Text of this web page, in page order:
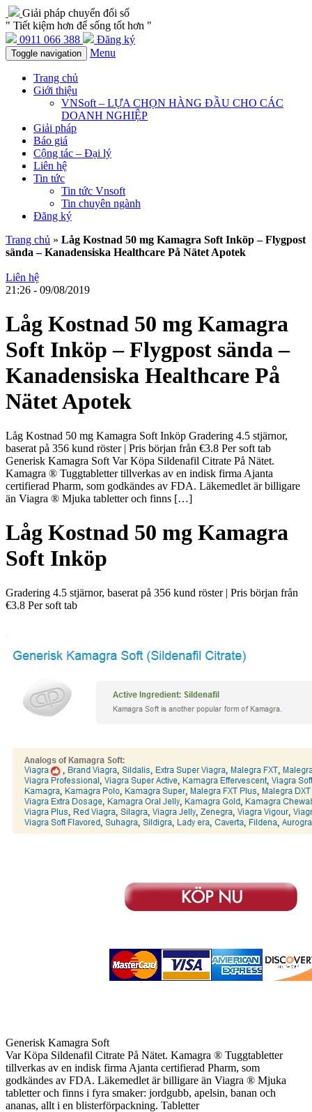
Giải pháp chuyển đổi số
" Tiết kiệm hơn để sống tốt hơn "
0911 066 388
Đăng ký
Toggle navigation Menu
Trang chủ
Giới thiệu
VNSoft – LỰA CHỌN HÀNG ĐẦU CHO CÁC
DOANH NGHIỆP
Giải pháp
Báo giá
Cộng tác – Đại lý
Liên hệ
Tin tức
Tin tức Vnsoft
Tin chuyên ngành
Đăng ký
Trang chủ » Låg Kostnad 50 mg Kamagra Soft Inköp – Flygpost
sända – Kanadensiska Healthcare På Nätet Apotek
Liên hệ
21:26 - 09/08/2019
Låg Kostnad 50 mg Kamagra
Soft Inköp – Flygpost sända –
Kanadensiska Healthcare På
Nätet Apotek
Låg Kostnad 50 mg Kamagra Soft Inköp Gradering 4.5 stjärnor,
baserat på 356 kund röster | Pris början från €3.8 Per soft tab
Generisk Kamagra Soft Var Köpa Sildenafil Citrate På Nätet.
Kamagra ® Tuggtabletter tillverkas av en indisk firma Ajanta
certifierad Pharm, som godkändes av FDA. Läkemedlet är billigare
än Viagra ® Mjuka tabletter och finns […]
Låg Kostnad 50 mg Kamagra
Soft Inköp
Gradering 4.5 stjärnor, baserat på 356 kund röster| Pris början från
€3.8 Per soft tab
Generisk Kamagra Soft
Var Köpa Sildenafil Citrate På Nätet. Kamagra ® Tuggtabletter
tillverkas av en indisk firma Ajanta certifierad Pharm, som
godkändes av FDA. Läkemedlet är billigare än Viagra ® Mjuka
tabletter och finns i fyra smaker: jordgubb, apelsin, banan och
ananas, allt i en blisterförpackning. Tabletter